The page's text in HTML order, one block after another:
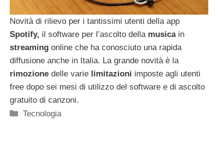
Novità di rilievo per i tantissimi utenti della app
Spotify, il software per l’ascolto della musicain
streaming online che ha conosciuto una rapida
diffusione anche in Italia. La grande novità è la
rimozione delle varie limitazioni imposte agli utenti
free dopo sei mesi di utilizzo del software e di ascolto
gratuito di canzoni.
Categorie
Tecnologia